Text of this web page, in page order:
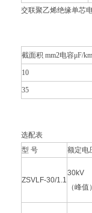
交联聚乙烯绝缘单芯
截面积 mm2电容μF/
10
35
选配表
型 号
额定电
ZSVLF-30/1.1
30kV
（峰值